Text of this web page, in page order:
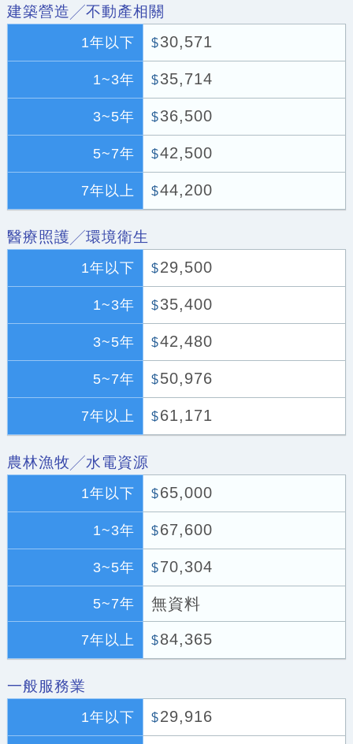
建築營造╱不動產相關
1年以下 $30,571
1~3年 $35,714
3~5年 $36,500
5~7年 $42,500
7年以上 $44,200
醫療照護╱環境衛生
1年以下 $29,500
1~3年 $35,400
3~5年 $42,480
5~7年 $50,976
7年以上 $61,171
農林漁牧╱水電資源
1年以下 $65,000
1~3年 $67,600
3~5年 $70,304
5~7年 無資料
7年以上 $84,365
一般服務業
1年以下 $29,916